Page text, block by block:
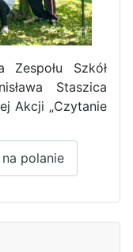
Szkół
Staszica
Akcji „Czytanie
polanie